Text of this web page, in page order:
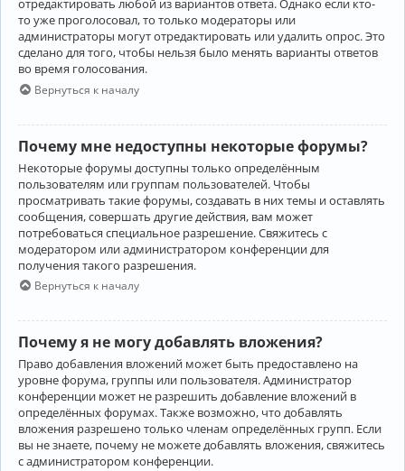
отредактировать любой из вариантов ответа. Однако если кто-
то уже проголосовал, то только модераторы или
администраторы могут отредактировать или удалить опрос. Это
сделано для того, чтобы нельзя было менять варианты ответов
во время голосования.
Вернуться к началу
Почему мне недоступны некоторые форумы?
Некоторые форумы доступны только определённым
пользователям или группам пользователей. Чтобы
просматривать такие форумы, создавать в них темы и оставлять
сообщения, совершать другие действия, вам может
потребоваться специальное разрешение. Свяжитесь с
модератором или администратором конференции для
получения такого разрешения.
Вернуться к началу
Почему я не могу добавлять вложения?
Право добавления вложений может быть предоставлено на
уровне форума, группы или пользователя. Администратор
конференции может не разрешить добавление вложений в
определённых форумах. Также возможно, что добавлять
вложения разрешено только членам определённых групп. Если
вы не знаете, почему не можете добавлять вложения, свяжитесь
с администратором конференции.